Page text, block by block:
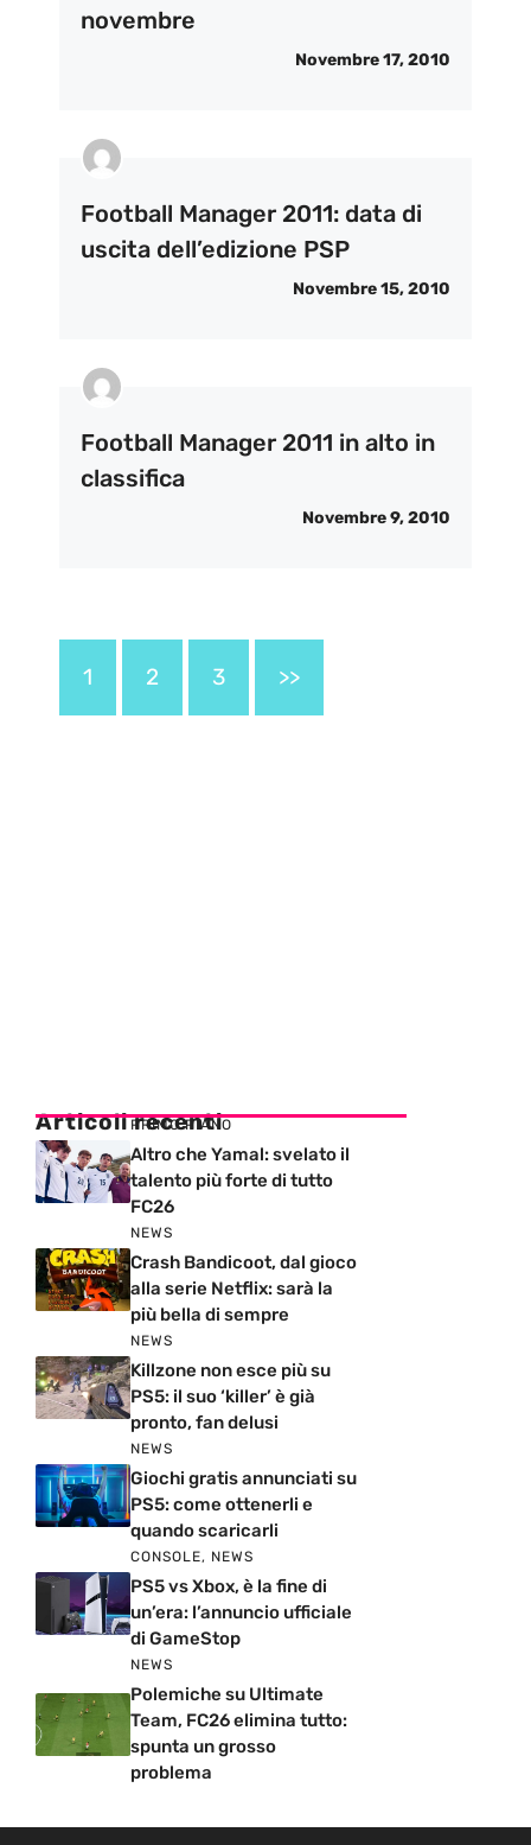
novembre
Novembre 17, 2010
Football Manager 2011: data di
uscita dell’edizione PSP
Novembre 15, 2010
Football Manager 2011 in alto in
classifica
Novembre 9, 2010
1 2 3 >>
Articoli recenti
PRIMO PIANO
Altro che Yamal: svelato il
talento più forte di tutto
FC26
NEWS
Crash Bandicoot, dal gioco
alla serie Netflix: sarà la
più bella di sempre
NEWS
Killzone non esce più su
PS5: il suo ‘killer’ è già
pronto, fan delusi
NEWS
Giochi gratis annunciati su
PS5: come ottenerli e
quando scaricarli
CONSOLE, NEWS
PS5 vs Xbox, è la fine di
un’era: l’annuncio ufficiale
di GameStop
NEWS
Polemiche su Ultimate
Team, FC26 elimina tutto:
spunta un grosso
problema